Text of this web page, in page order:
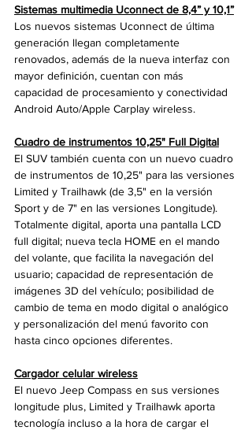
Sistemas multimedia Uconnect de 8,4” y 10,1”
Los nuevos sistemas Uconnect de última
generación llegan completamente
renovados, además de la nueva interfaz con
mayor definición, cuentan con más
capacidad de procesamiento y conectividad
Android Auto/Apple Carplay wireless.
Cuadro de instrumentos 10,25" Full Digital
El SUV también cuenta con un nuevo cuadro
de instrumentos de 10,25" para las versiones
Limited y Trailhawk (de 3,5" en la versión
Sport y de 7" en las versiones Longitude).
Totalmente digital, aporta una pantalla LCD
full digital; nueva tecla HOME en el mando
del volante, que facilita la navegación del
usuario; capacidad de representación de
imágenes 3D del vehículo; posibilidad de
cambio de tema en modo digital o analógico
y personalización del menú favorito con
hasta cinco opciones diferentes.
Cargador celular wireless
El nuevo Jeep Compass en sus versiones
longitude plus, Limited y Trailhawk aporta
tecnología incluso a la hora de cargar el